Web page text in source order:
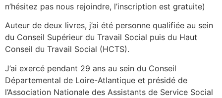
n’hésitez pas nous rejoindre, l’inscription est gratuite)
Auteur de deux livres, j’ai été personne qualifiée au sein
du Conseil Supérieur du Travail Social puis du Haut
Conseil du Travail Social (HCTS).
J’ai exercé pendant 29 ans au sein du Conseil
Départemental de Loire-Atlantique et présidé de
l’Association Nationale des Assistants de Service Social